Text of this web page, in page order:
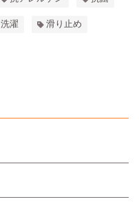
洗濯 滑り止め